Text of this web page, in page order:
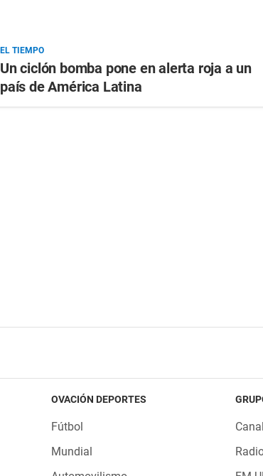
EL TIEMPO
Un ciclón bomba pone en alerta roja a un
país de América Latina
OVACIÓN DEPORTES
Fútbol
Mundial